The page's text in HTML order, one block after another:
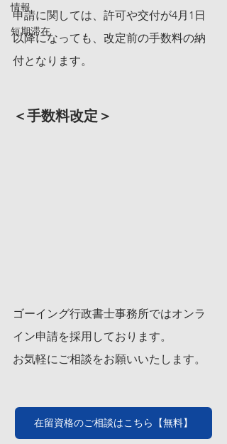
情報
短期滞在
申請に関しては、許可や交付が4月1日
以降になっても、改定前の手数料の納
付となります。
＜手数料改定＞
ゴーイング行政書士事務所ではオンラ
イン申請を採用しております。
お気軽にご相談をお願いいたします。
在留資格のご相談はこちら【無料】